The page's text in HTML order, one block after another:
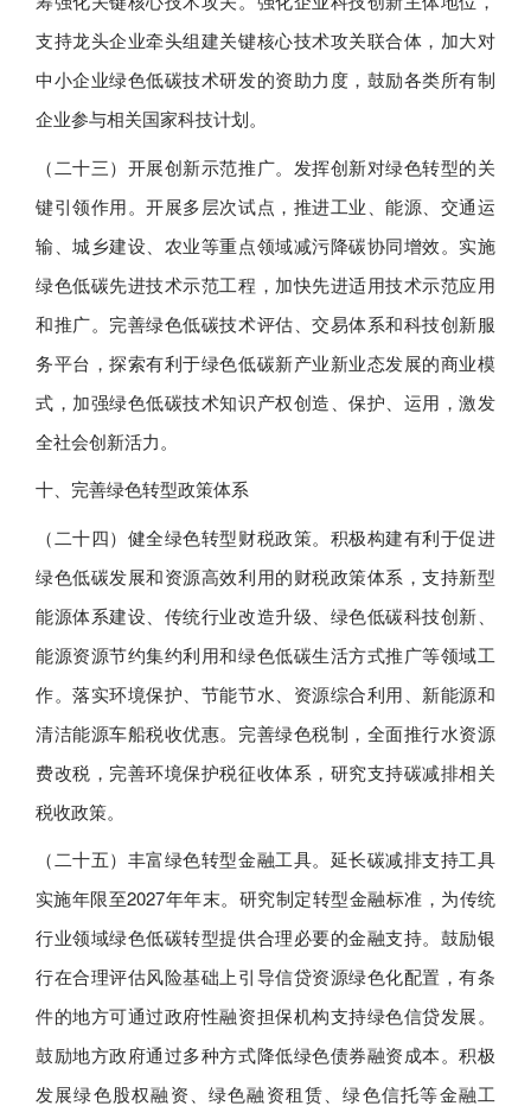
支持龙头企业牵头组建关键核心技术攻关联合体，加大对
中小企业绿色低碳技术研发的资助力度，鼓励各类所有制
企业参与相关国家科技计划。
（二十三）开展创新示范推广。发挥创新对绿色转型的关
键引领作用。开展多层次试点，推进工业、能源、交通运
输、城乡建设、农业等重点领域减污降碳协同增效。实施
绿色低碳先进技术示范工程，加快先进适用技术示范应用
和推广。完善绿色低碳技术评估、交易体系和科技创新服
务平台，探索有利于绿色低碳新产业新业态发展的商业模
式，加强绿色低碳技术知识产权创造、保护、运用，激发
全社会创新活力。
十、完善绿色转型政策体系
（二十四）健全绿色转型财税政策。积极构建有利于促进
绿色低碳发展和资源高效利用的财税政策体系，支持新型
能源体系建设、传统行业改造升级、绿色低碳科技创新、
能源资源节约集约利用和绿色低碳生活方式推广等领域工
作。落实环境保护、节能节水、资源综合利用、新能源和
清洁能源车船税收优惠。完善绿色税制，全面推行水资源
费改税，完善环境保护税征收体系，研究支持碳减排相关
税收政策。
（二十五）丰富绿色转型金融工具。延长碳减排支持工具
实施年限至2027年年末。研究制定转型金融标准，为传统
行业领域绿色低碳转型提供合理必要的金融支持。鼓励银
行在合理评估风险基础上引导信贷资源绿色化配置，有条
件的地方可通过政府性融资担保机构支持绿色信贷发展。
鼓励地方政府通过多种方式降低绿色债券融资成本。积极
发展绿色股权融资、绿色融资租赁、绿色信托等金融工